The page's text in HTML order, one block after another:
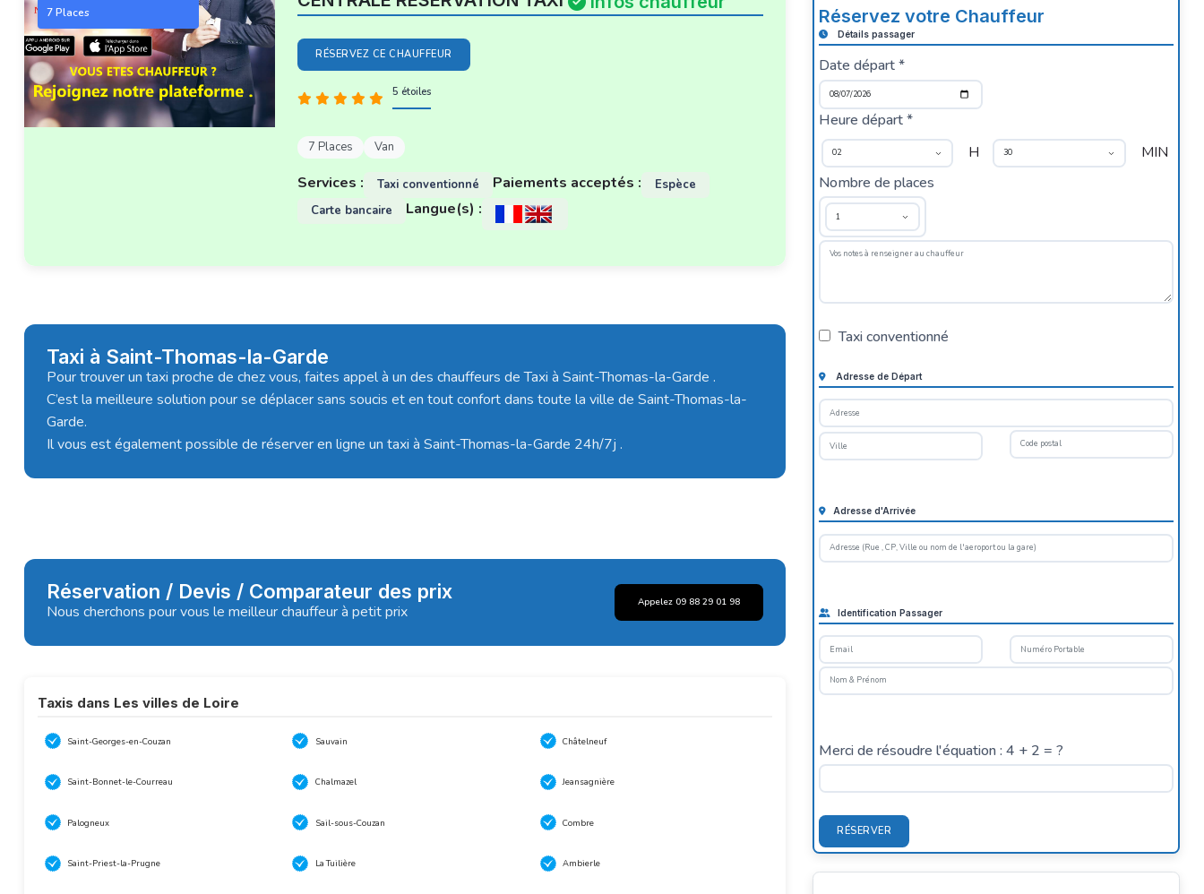
7 Places
RÉSERVEZ CE CHAUFFEUR
5 étoiles
7 Places Van
Services : Taxi conventionné Paiements acceptés :
Espèce
Carte bancaire
Langue(s) :
Taxi à Saint-Thomas-la-Garde
Pour trouver un taxi proche de chez vous, faites appel à un des chauffeurs de Taxi à Saint-Thomas-la-Garde .
C’est la meilleure solution pour se déplacer sans soucis et en tout confort dans toute la ville de Saint-Thomas-la-
Garde.
Il vous est également possible de réserver en ligne un taxi à Saint-Thomas-la-Garde 24h/7j .
Réservation / Devis / Comparateur des prix
Nous cherchons pour vous le meilleur chauffeur à petit prix Appelez 09 88 29 01 98
Taxis dans Les villes de Loire
Saint-Georges-en-Couzan Sauvain Châtelneuf
Saint-Bonnet-le-Courreau Chalmazel Jeansagnière
Palogneux Sail-sous-Couzan Combre
Saint-Priest-la-Prugne La Tuilière Ambierle
Réservez votre Chauffeur
Détails passager
Date départ *
Heure départ *
H
MIN
Nombre de places
Taxi conventionné
Adresse de Départ
Adresse d'Arrivée
Identification Passager
Merci de résoudre l'équation : 4 + 2 = ?
RÉSERVER